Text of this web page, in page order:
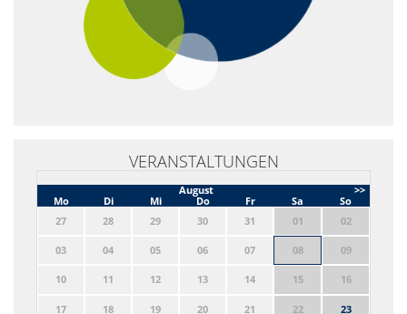
VERANSTALTUNGEN
>>
August
Mo
Di Mi Do Fr Sa
So
27
28 29 30 31 01 02
03 04 05 06 07 08 09
10 11 12 13 14 15 16
17 18 19 20 21 22 23